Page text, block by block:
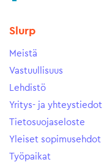
Slurp
Meistä
Vastuullisuus
Lehdistö
Yritys- ja yhteystiedot
Tietosuojaseloste
Yleiset sopimusehdot
Työpaikat